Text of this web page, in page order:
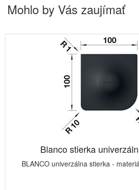
Mohlo by Vás zaujímať
Blanco stierka
BLANCO univerzálna stierka -